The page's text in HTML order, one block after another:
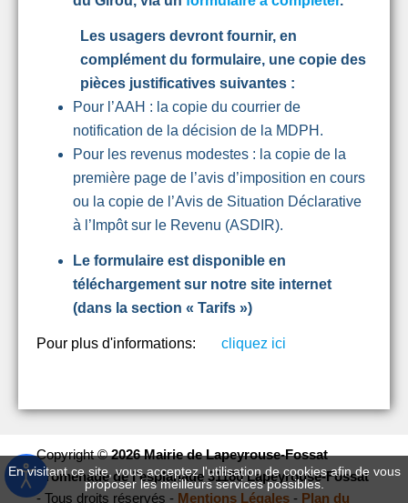
Les usagers devront fournir, en
complément du formulaire, une copie des
pièces justificatives suivantes :
Pour l’AAH : la copie du courrier de
notification de la décision de la MDPH.
Pour les revenus modestes : la copie de la
première page de l’avis d’imposition en cours
ou la copie de l’Avis de Situation Déclarative
à l’Impôt sur le Revenu (ASDIR).
Le formulaire est disponible en
téléchargement sur notre site internet
(dans la section « Tarifs »)
Pour plus d'informations: cliquez ici
Copyright ©2026 Mairie de Lapeyrouse-Fossat
Promenade de l’esplanade 31180 Lapeyrouse-Fossat
- Tous droits réservés - Mentions Légales - Plan du
En visitant ce site, vous acceptez l'utilisation de cookies afin de vous
proposer les meilleurs services possibles.